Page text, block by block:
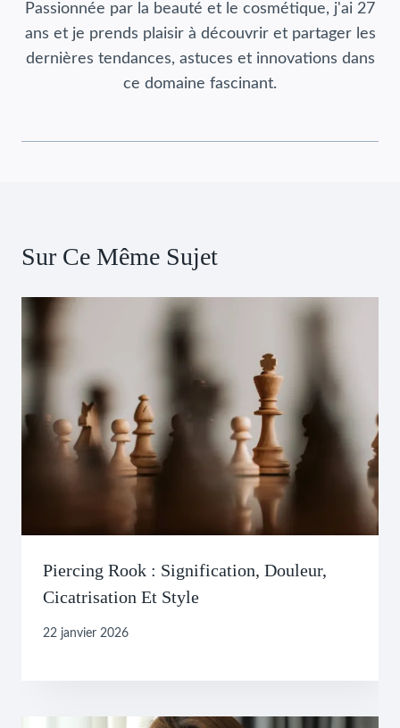
Passionnée par la beauté et le cosmétique, j'ai 27
ans et je prends plaisir à découvrir et partager les
dernières tendances, astuces et innovations dans
ce domaine fascinant.
Sur Ce Même Sujet
Piercing Rook : Signification, Douleur,
Cicatrisation Et Style
22 janvier 2026